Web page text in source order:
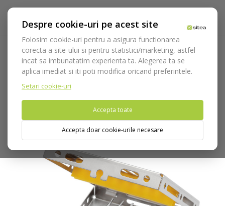
Despre cookie-uri pe acest site
Folosim cookie-uri pentru a asigura functionarea
corecta a site-ului si pentru statistici/marketing, astfel
incat sa imbunatatim experienta ta. Alegerea ta se
aplica imediat si iti poti modifica oricand preferintele.
Setari cookie-uri
Accepta toate
Accepta doar cookie-urile necesare
Acasa Instrumentar
Chirurgie si implantologie
Osteotoame
Set dilatatoare cod 1300/KIT
Nu puteti plasa comenzi din tara din care accesati website-ul